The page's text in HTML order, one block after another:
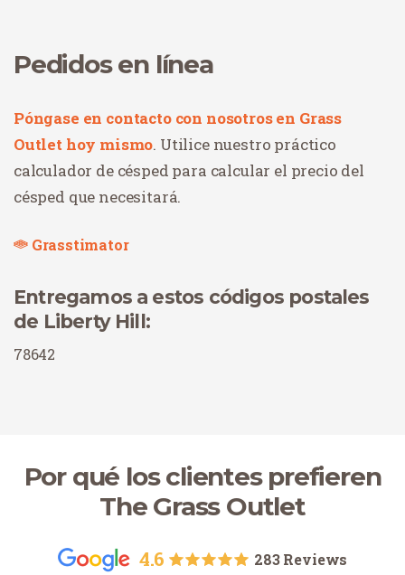
Pedidos en línea
Póngase en contacto con nosotros en Grass
Outlet hoy mismo. Utilice nuestro práctico
calculador de césped para calcular el precio del
césped que necesitará.
Grasstimator
Entregamos a estos códigos postales
de Liberty Hill:
78642
Por qué los clientes prefieren
The Grass Outlet
4.6 283 Reviews